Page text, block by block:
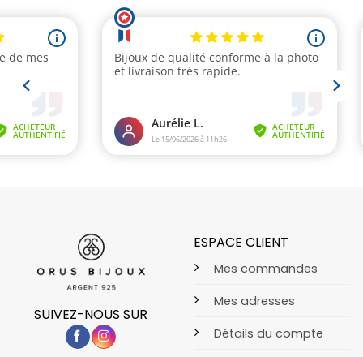
SUIVEZ-NOUS SUR
ESPACE CLIENT
Mes commandes
Mes adresses
Détails du compte